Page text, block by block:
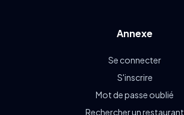
Annexe
Se connecter
S'inscrire
Mot de passe oublié
Rechercher un restaurant